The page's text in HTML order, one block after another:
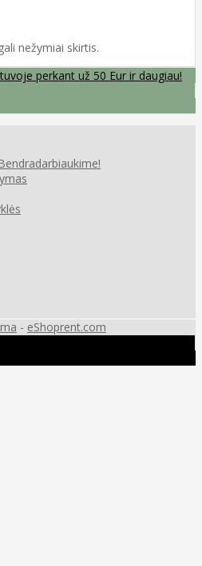
nežymiai skirtis.
perkant už 50 Eur ir daugiau!
- eShoprent.com